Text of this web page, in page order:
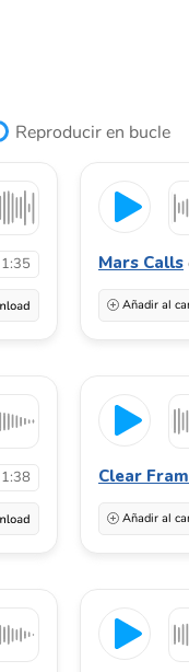
Reproducir en bucle
1:35 Mars Calls
Añadir al
1:38 Clear
Añadir al